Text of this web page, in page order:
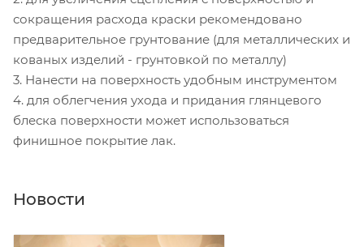
сокращения расхода краски рекомендовано
предварительное грунтование (для металлических и
кованых изделий - грунтовкой по металлу)
3. Нанести на поверхность удобным инструментом
4. для облегчения ухода и придания глянцевого
блеска поверхности может использоваться
финишное покрытие лак.
Новости